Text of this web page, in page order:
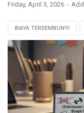
Friday, April 3, 2026
BIAYA TERSEMBUNYI
KEAMANAN DATA
PENGEMBANGAN PRODUK
PRODUK DIGITAL